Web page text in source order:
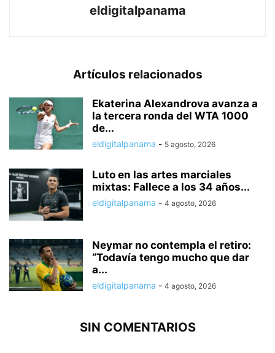
eldigitalpanama
Artículos relacionados
Ekaterina Alexandrova avanza a
la tercera ronda del WTA 1000
de...
eldigitalpanama - 5 agosto, 2026
Luto en las artes marciales
mixtas: Fallece a los 34 años...
eldigitalpanama - 4 agosto, 2026
Neymar no contempla el retiro:
“Todavía tengo mucho que dar
a...
eldigitalpanama - 4 agosto, 2026
SIN COMENTARIOS